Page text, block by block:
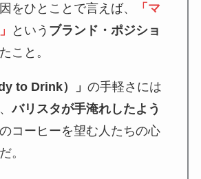
をひとことで言えば、
「マ
という ブランド・ポジショ
こと。
to Drink）」 の手軽さには
バリスタが手淹れしたよう
のコーヒーを望む人たちの心
。